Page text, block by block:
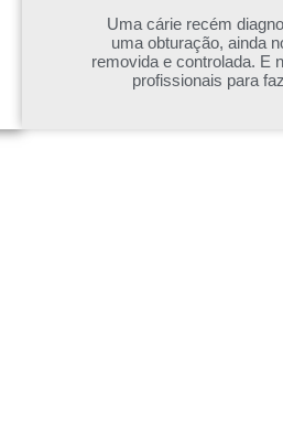
Uma cárie recém
uma obturação, ainda
removida e controlada. E
profissionais para